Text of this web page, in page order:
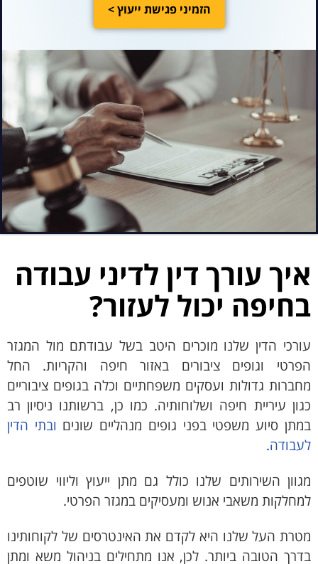
הזמיני פגישת ייעוץ >
איך עורך דין לדיני עבודה
בחיפה יכול לעזור?
עורכי הדין שלנו מוכרים היטב בשל עבודתם מול המגזר
הפרטי וגופים ציבורים באזור חיפה והקריות. החל
מחברות גדולות ועסקים משפחתיים וכלה בגופים ציבוריים
כגון עיריית חיפה ושלוחותיה. כמו כן, ברשותנו ניסיון רב
במתן סיוע משפטי בפני גופים מנהליים שונים ובתי הדין
לעבודה.
מגוון השירותים שלנו כולל גם מתן ייעוץ וליווי שוטפים
למחלקות משאבי אנוש ומעסיקים במגזר הפרטי.
מטרת העל שלנו היא לקדם את האינטרסים של לקוחותינו
בדרך הטובה ביותר. לכן, אנו מתחילים בניהול משא ומתן